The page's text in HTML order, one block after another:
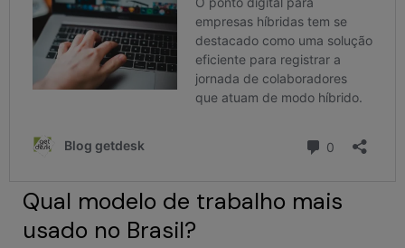
Qual modelo de trabalho mais
usado no Brasil?